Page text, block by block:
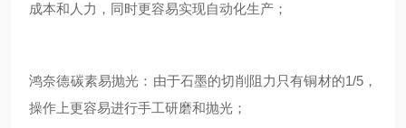
成本和人力，同时更容易实现自动化生产；
鸿奈德碳素易抛光：由于石墨的切削阻力只有铜材的1/5，
操作上更容易进行手工研磨和抛光；